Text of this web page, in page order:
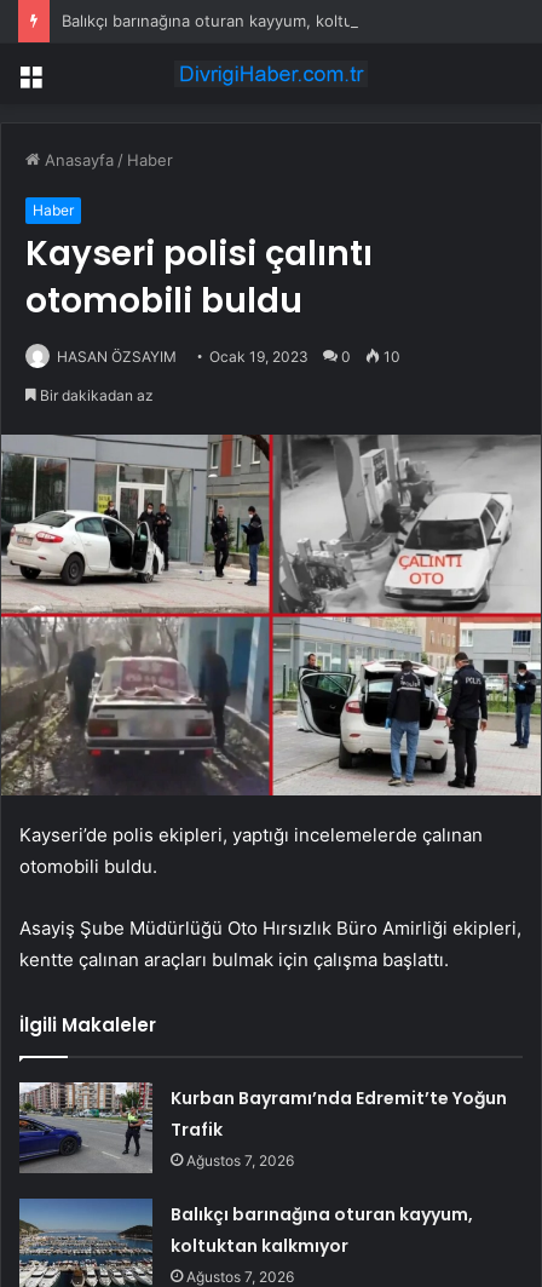
Balıkçı barınağına oturan kayyum, koltuktan kalkmıyor
Menü
Anasayfa / Haber
Haber
Kayseri polisi çalıntı
otomobili buldu
HASAN ÖZSAYIM Ocak 19, 2023 0 10
Bir dakikadan az
Kayseri’de polis ekipleri, yaptığı incelemelerde çalınan
otomobili buldu.
Asayiş Şube Müdürlüğü Oto Hırsızlık Büro Amirliği ekipleri,
kentte çalınan araçları bulmak için çalışma başlattı.
İlgili Makaleler
Kurban Bayramı’nda Edremit’te Yoğun
Trafik
Ağustos 7, 2026
Balıkçı barınağına oturan kayyum,
koltuktan kalkmıyor
Ağustos 7, 2026